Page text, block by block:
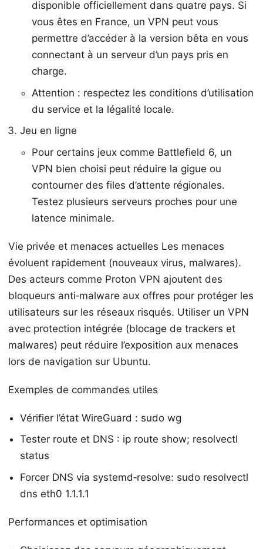
disponible officiellement dans quatre pays. Si
vous êtes en France, un VPN peut vous
permettre d’accéder à la version bêta en vous
connectant à un serveur d’un pays pris en
charge.
Attention : respectez les conditions d’utilisation
du service et la légalité locale.
Jeu en ligne
Pour certains jeux comme Battlefield 6, un
VPN bien choisi peut réduire la gigue ou
contourner des files d’attente régionales.
Testez plusieurs serveurs proches pour une
latence minimale.
Vie privée et menaces actuelles Les menaces
évoluent rapidement (nouveaux virus, malwares).
Des acteurs comme Proton VPN ajoutent des
bloqueurs anti‑malware aux offres pour protéger les
utilisateurs sur les réseaux risqués. Utiliser un VPN
avec protection intégrée (blocage de trackers et
malwares) peut réduire l’exposition aux menaces
lors de navigation sur Ubuntu.
Exemples de commandes utiles
Vérifier l’état WireGuard : sudo wg
Tester route et DNS : ip route show; resolvectl
status
Forcer DNS via systemd‑resolve: sudo resolvectl
dns eth0 1.1.1.1
Performances et optimisation